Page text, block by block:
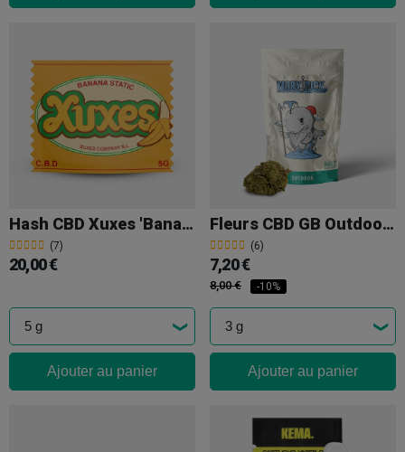
Hash CBD Xuxes 'Banana Static'
(7)
20,00 €
Ajouter au panier
Fleurs CBD GB Outdoor 'Moby Dick'
(6)
7,20 €
8,00 € -10%
Ajouter au panier